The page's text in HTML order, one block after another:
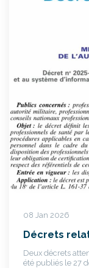
08 Jan 2026
Décrets
Deux décrets
été publiés le 27